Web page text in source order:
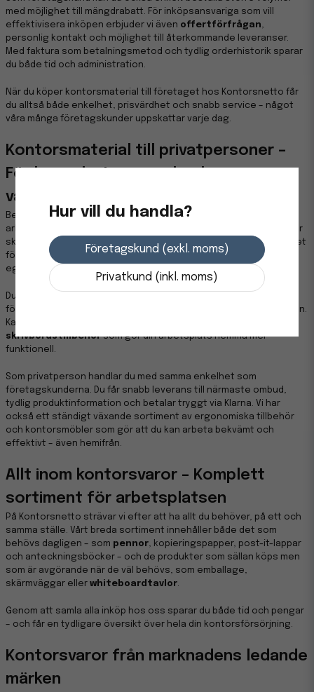
med möjlighet till mängdrabatt. För inköpsansvariga som vill
effektivisera inköpen erbjuder vi även offertförfrågan,
personlig kontakt och möjlighet till återkommande leveranser.
Med faktura som betalningsmetod och tydlig orderhistorik sparar
du både tid och administration.
När du köper kontorsmaterial till företaget hos Kontorsnetto får
du alltså både enkelhet, prisvärdhet och snabb service – något
våra många företagskunder uppskattar varje dag.
Kontorsmaterial till privatpersoner –
För hemarbete, pyssel och
vardagsbehov
Behovet av kontorsmaterial är inte längre begränsat till
arbetsplatsen. Allt fler arbetar hemifrån, studerar på distans eller
sköter administration från hemmet. Därför är vårt sortiment öppet
för alla – oavsett om du är anställd, student, förälder eller driver
eget från hemmakontoret.
Du kanske behöver fylla på med bläckpatroner,
för viktiga dokument eller notislappar för att organisera vardagen.
Kanske letar du efter
skrivbordstillbehörsom gör din arbetsplats hemma mer
funktionell.
Som privatperson handlar du med samma enkelhet som
företagskunderna. Du får snabb leverans till närmaste ombud,
tydlig produktinformation och betalar tryggt via Klarna. Vi har
också ett ständigt växande sortiment av ergonomiska tillbehör
och kontorsmöbler som gör att du kan arbeta bekvämt och
effektivt – även hemifrån.
Allt inom kontorsvaror – Komplett
sortiment för arbetsplatsen
På Kontorsnetto strävar vi efter att ha allt du behöver, på ett och
samma ställe. Vårt breda sortiment innehåller både det som
behövs dagligen – som pennor, kopieringspapper, post-it-lappar
och anteckningsböcker – och de produkter som sällan köps men
som är avgörande när de väl behövs, som emballage,
skärmväggar eller whiteboardtavlor.
Genom att samla alla inköp hos oss sparar du både tid och pengar
– och får en tydligare översikt över hela din kontorsförsörjning.
Kontorsvaror från marknadens ledande
märken
Hur vill du handla?
Företagskund (exkl. moms)
Privatkund (inkl. moms)